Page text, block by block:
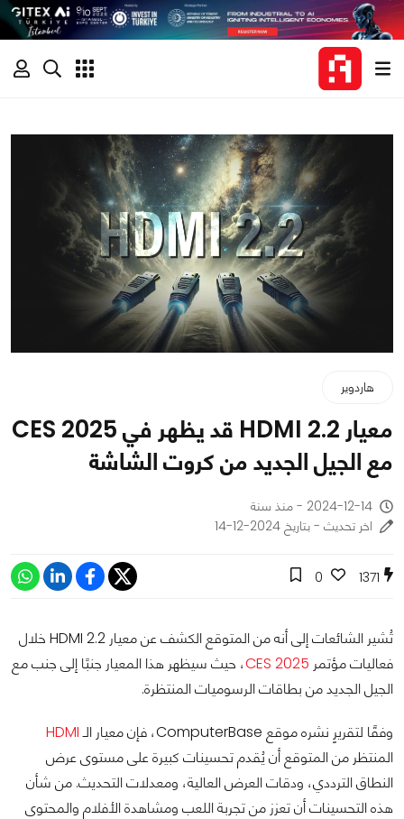
هاردوير
معيار HDMI 2.2 قد يظهر في CES 2025
مع الجيل الجديد من كروت الشاشة
2024-12-14 - منذ سنة
اخر تحديث - بتاريخ 2024-12-14
1371
0
تُشير الشائعات إلى أنه من المتوقع الكشف عن معيار HDMI 2.2 خلال
فعاليات مؤتمر CES 2025، حيث سيظهر هذا المعيار جنبًا إلى جنب مع
الجيل الجديد من بطاقات الرسوميات المنتظرة.
وفقًا لتقريرٍ نشره موقع ComputerBase، فإن معيار الـ
HDMI
المنتظر من المتوقع أن يُقدم تحسينات كبيرة على مستوى عرض
النطاق الترددي، ودقات العرض العالية، ومعدلات التحديث. من شأن
هذه التحسينات أن تعزز من تجربة اللعب ومشاهدة الأفلام والمحتوى